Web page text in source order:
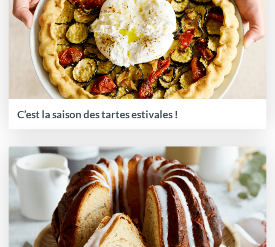
C’est la saison des tartes estivales !